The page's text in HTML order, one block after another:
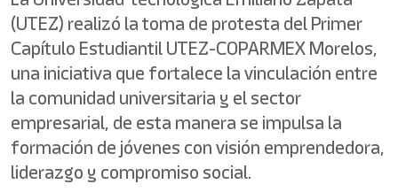
(UTEZ) realizó la toma de protesta del Primer
Capítulo Estudiantil UTEZ-COPARMEX Morelos,
una iniciativa que fortalece la vinculación entre
la comunidad universitaria y el sector
empresarial, de esta manera se impulsa la
formación de jóvenes con visión emprendedora,
liderazgo y compromiso social.